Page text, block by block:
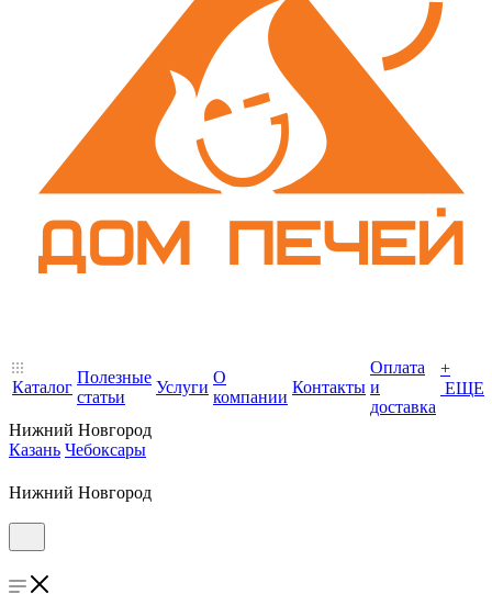
Каталог
Полезные
статьи
Услуги
О
компании
Контакты
Оплата
и
доставка
+
ЕЩЕ
Нижний Новгород
Казань Чебоксары
Нижний Новгород